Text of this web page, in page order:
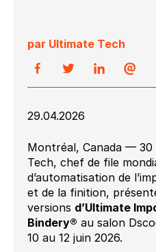
par Ultimate Tech
29.04.2026
Montréal, Canada —
Tech, chef de file
d’automatisation de
et de la finition,
versions d’Ultimate
Bindery® au salon
10 au 12 juin 2026.